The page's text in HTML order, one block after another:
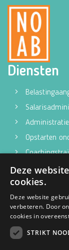
Diensten
Opstarten
Fiscaal advies
Contact
PIT voor jouw
Keizersveld 41a
5803 AM Venray
Deze
cookies.
Deze website
verbeteren. Door
cookies in
STRIKT